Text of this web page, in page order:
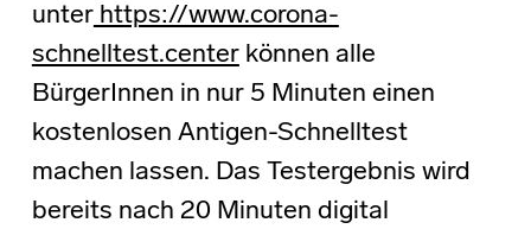
unterhttps://www.corona-
schnelltest.centerkönnen alle
BürgerInnen in nur 5 Minuten einen
kostenlosen Antigen-Schnelltest
machen lassen. Das Testergebnis wird
bereits nach 20 Minuten digital